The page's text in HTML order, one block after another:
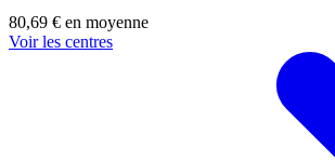
80,69 € en moyenne
Voir les centres